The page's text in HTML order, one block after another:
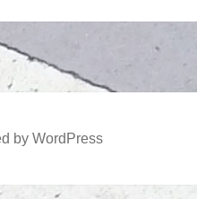
by WordPress